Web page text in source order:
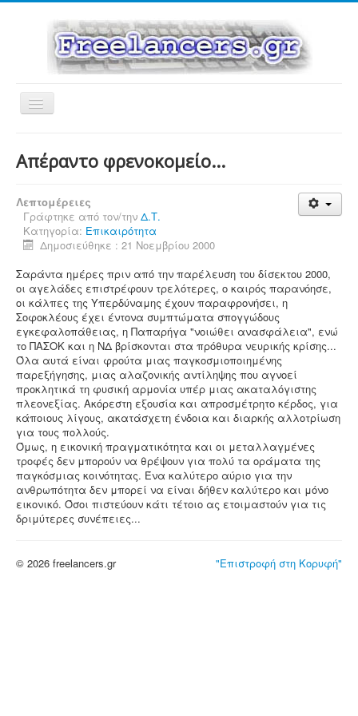
Εναλλαγή
πλοήγησης
Απέραντο φρενοκομείο...
Λεπτομέρειες
Γράφτηκε από τον/την Δ.Τ.
Κατηγορία: Επικαιρότητα
Δημοσιεύθηκε : 21 Νοεμβρίου 2000
Σαράντα ημέρες πριν από την παρέλευση του δίσεκτου 2000,
οι αγελάδες επιστρέφουν τρελότερες, ο καιρός παρανόησε,
οι κάλπες της Υπερδύναμης έχουν παραφρονήσει, η
Σοφοκλέους έχει έντονα συμπτώματα σπογγώδους
εγκεφαλοπάθειας, η Παπαρήγα "νοιώθει ανασφάλεια", ενώ
το ΠΑΣΟΚ και η ΝΔ βρίσκονται στα πρόθυρα νευρικής κρίσης...
Όλα αυτά είναι φρούτα μιας παγκοσμιοποιημένης
παρεξήγησης, μιας αλαζονικής αντίληψης που αγνοεί
προκλητικά τη φυσική αρμονία υπέρ μιας ακαταλόγιστης
πλεονεξίας. Ακόρεστη εξουσία και απροσμέτρητο κέρδος, για
κάποιους λίγους, ακατάσχετη ένδοια και διαρκής αλλοτρίωση
για τους πολλούς.
Όμως, η εικονική πραγματικότητα και οι μεταλλαγμένες
τροφές δεν μπορούν να θρέψουν για πολύ τα οράματα της
παγκόσμιας κοινότητας. Ένα καλύτερο αύριο για την
ανθρωπότητα δεν μπορεί να είναι δήθεν καλύτερο και μόνο
εικονικό. Όσοι πιστεύουν κάτι τέτοιο ας ετοιμαστούν για τις
δριμύτερες συνέπειες...
"Επιστροφή στη Κορυφή"
© 2026 freelancers.gr